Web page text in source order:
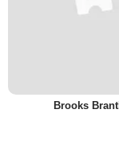
Brooks